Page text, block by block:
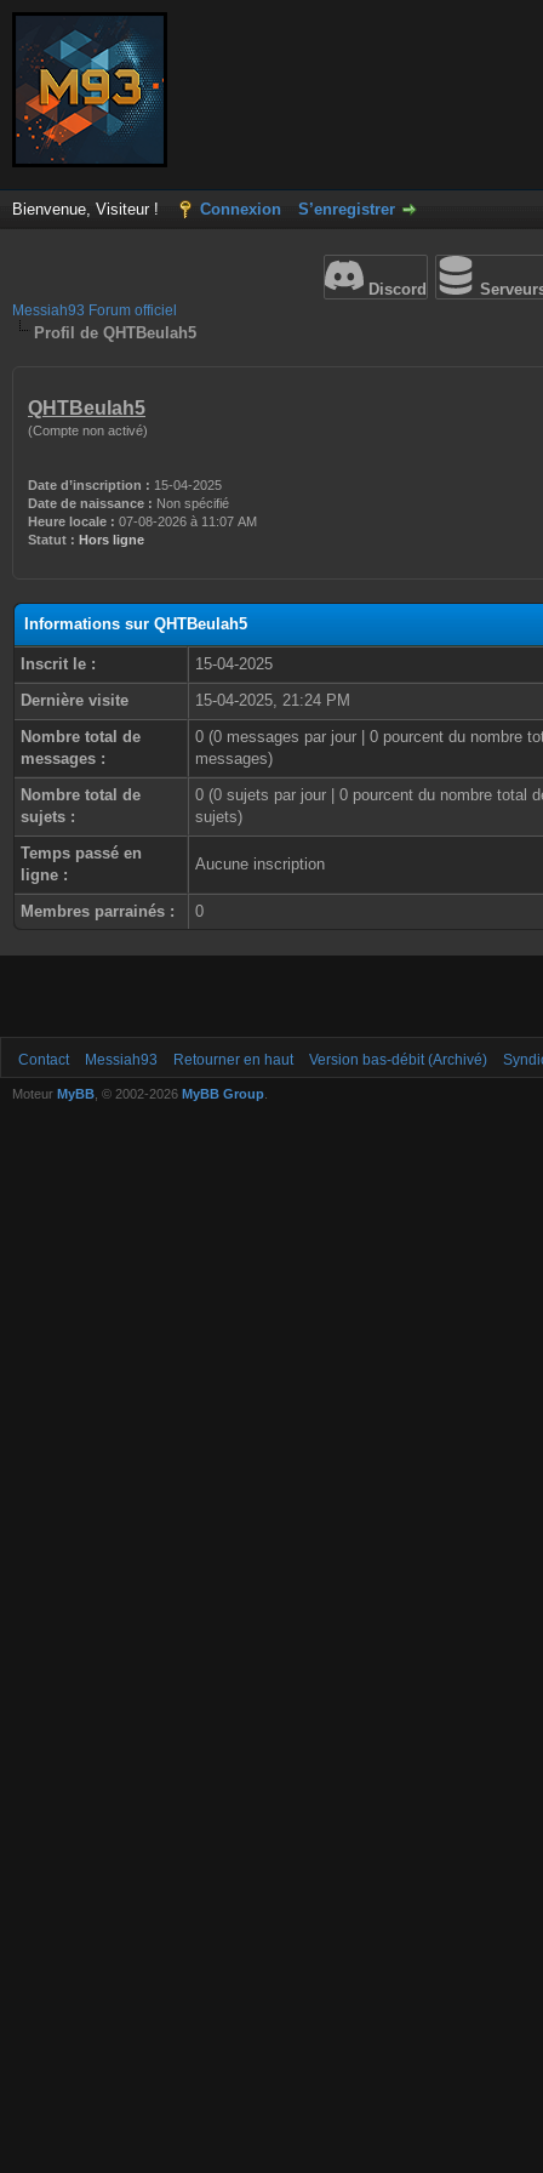
Bienvenue, Visiteur ! Connexion S’enregistrer
Discord
Messiah93 Forum officiel
Profil de QHTBeulah5
QHTBeulah5
(Compte non activé)
Date d’inscription : 15-04-2025
Date de naissance : Non spécifié
Heure locale : 07-08-2026 à 11:07 AM
Statut : Hors ligne
Informations sur QHTBeulah5
Inscrit le :
15-04-2025
Dernière visite
15-04-2025, 21:24 PM
Nombre total de
messages :
0 (0 messages par jour | 0 pourcent du nombre
messages)
Nombre total de
sujets :
0 (0 sujets par jour | 0 pourcent du nombre total
sujets)
Temps passé en
ligne :
Aucune inscription
Membres parrainés : 0
Contact Messiah93 Retourner en haut Version bas-débit (Archivé)
Moteur MyBB , © 2002-2026 MyBB Group